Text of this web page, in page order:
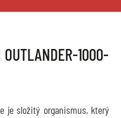
1000-
je složitý organismus, který